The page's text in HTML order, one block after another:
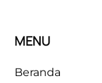
MENU
Beranda